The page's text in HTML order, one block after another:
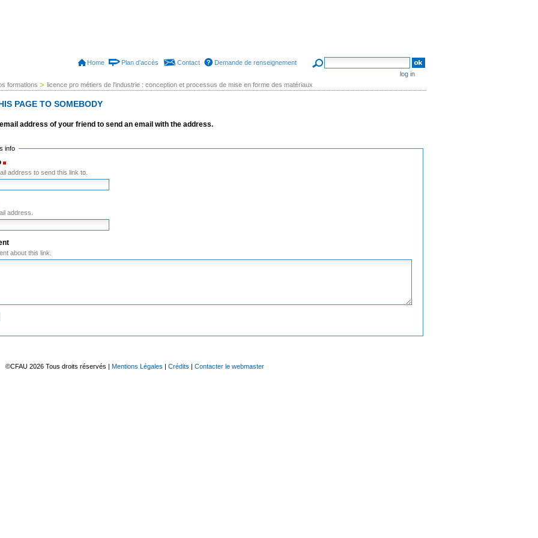
search site
Home Plan d'accès Contact Demande de renseignement
log in
formations > licence pro métiers de l'industrie : conception et processus de mise en forme des matériaux
PAGE TO SOMEBODY
address of your friend to send an email with the address.
info
address to send this link to.
address.
about this link.
©CFAU 2026 Tous droits réservés | Mentions Légales | Crédits | Contacter le webmaster